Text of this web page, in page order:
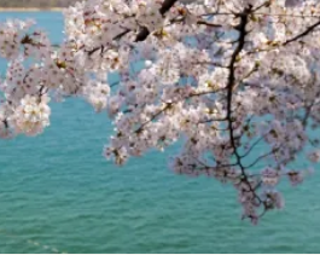
チャレンジ
CAMPFIRE for Social Good
CAMPFIREふるさと納税machi-